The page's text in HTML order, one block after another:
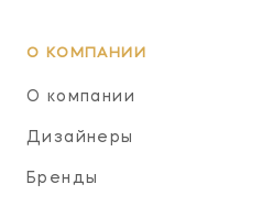
О КОМПАНИИ
О компании
Дизайнеры
Бренды